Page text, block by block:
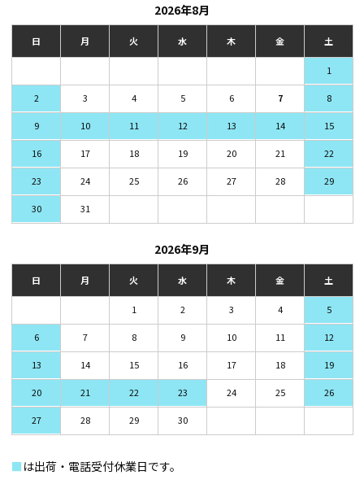
2026年8月
日 月 火 水 木 金 土
1
2 3 4 5 6 7 8
9 10 11 12 13 14 15
16 17 18 19 20 21 22
23 24 25 26 27 28 29
30 31
2026年9月
日 月 火 水 木 金 土
1 2 3 4 5
6 7 8 9 10 11 12
13 14 15 16 17 18 19
20 21 22 23 24 25 26
27 28 29 30
■ は出荷・電話受付休業日です。